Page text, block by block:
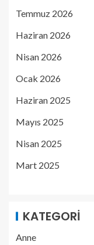
Temmuz 2026
Haziran 2026
Nisan 2026
Ocak 2026
Haziran 2025
Mayıs 2025
Nisan 2025
Mart 2025
KATEGORI
Anne